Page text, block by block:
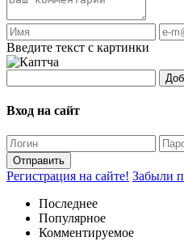
Введите текст с картинки
Вход на сайт
Отправить
Регистрация на сайте! Забыли
Последнее
Популярное
Комментируемое